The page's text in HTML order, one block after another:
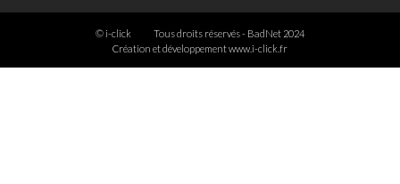
© i-click
Tous droits réservés - BadNet 2024
Création et développementwww.i-click.fr